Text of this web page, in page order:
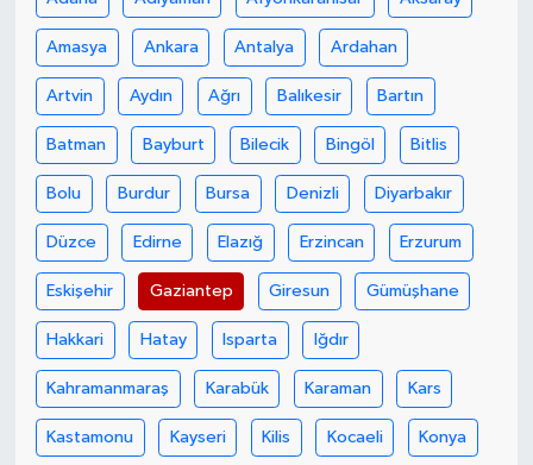
Amasya Ankara Antalya Ardahan
Artvin Aydın Ağrı Balıkesir Bartın
Batman Bayburt Bilecik Bingöl Bitlis
Bolu Burdur Bursa Denizli Diyarbakır
Düzce Edirne Elazığ Erzincan Erzurum
Eskişehir Gaziantep Giresun Gümüşhane
Hakkari Hatay Isparta Iğdır
Kahramanmaraş Karabük Karaman Kars
Kastamonu Kayseri Kilis Kocaeli Konya